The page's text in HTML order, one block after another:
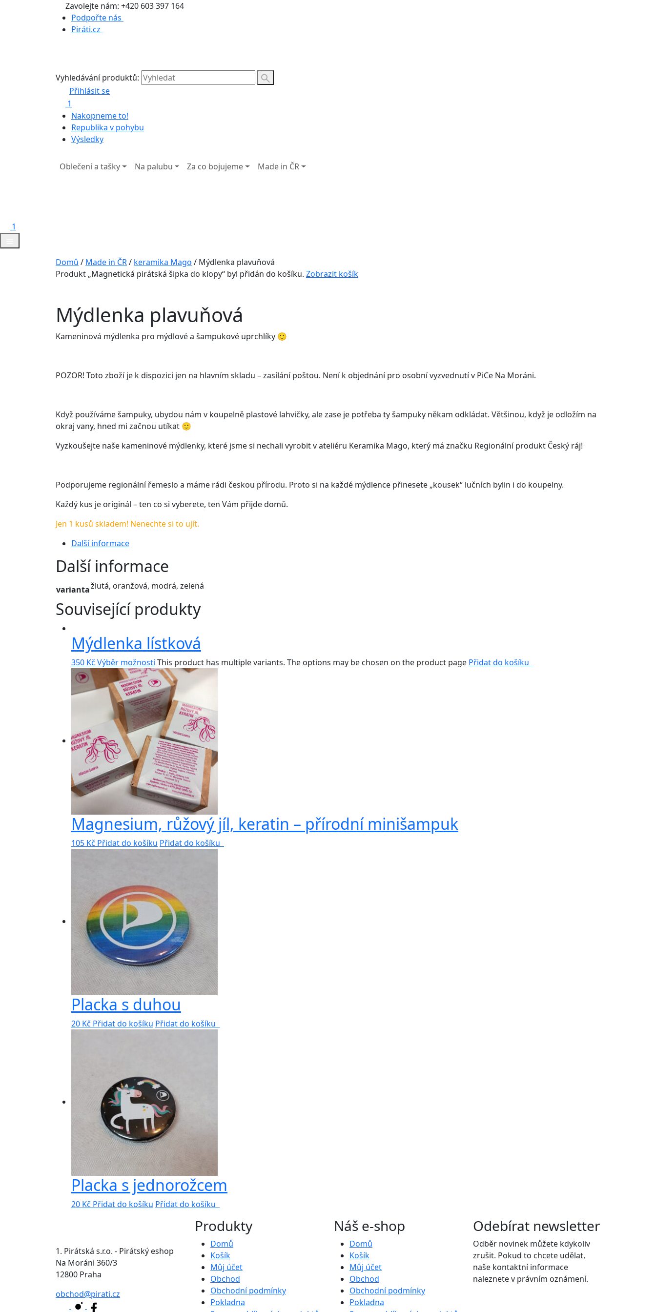
Zavolejte nám: +420 603 397 164
Podpořte nás
Piráti.cz
Vyhledávání produktů:
Přihlásit se
1
Nakopneme to!
Republika v pohybu
Výsledky
Oblečení a tašky Na palubu Za co bojujeme Made in ČR
1
Domů / Made in ČR/ keramika Mago / Mýdlenka plavuňová
Produkt „Magnetická pirátská šipka do klopy“ byl přidán do košíku. Zobrazit košík
Mýdlenka plavuňová
Kameninová mýdlenka pro mýdlové a šampukové uprchlíky 🙂
POZOR! Toto zboží je k dispozici jen na hlavním skladu – zasílání poštou. Není k objednání pro osobní vyzvednutí v PiCe Na Moráni.
Když používáme šampuky, ubydou nám v koupelně plastové lahvičky, ale zase je potřeba ty šampuky někam odkládat. Většinou, když je odložím na
okraj vany, hned mi začnou utíkat 🙂
Vyzkoušejte naše kameninové mýdlenky, které jsme si nechali vyrobit v ateliéru Keramika Mago, který má značku Regionální produkt Český ráj!
Podporujeme regionální řemeslo a máme rádi českou přírodu. Proto si na každé mýdlence přinesete „kousek“ lučních bylin i do koupelny.
Každý kus je originál – ten co si vyberete, ten Vám přijde domů.
Jen 1 kusů skladem! Nenechte si to ujít.
Další informace
Další informace
variantažlutá, oranžová, modrá, zelená
Související produkty
Mýdlenka lístková
350 Kč Výběr možnostíThis product has multiple variants. The options may be chosen on the product page Přidat do košíku
Magnesium, růžový jíl, keratin – přírodní minišampuk
105 Kč Přidat do košíku Přidat do košíku
Placka s duhou
20 Kč Přidat do košíku Přidat do košíku
Placka s jednorožcem
20 Kč Přidat do košíku Přidat do košíku
1. Pirátská s.r.o. - Pirátský eshop
Na Moráni 360/3
12800 Praha
obchod@pirati.cz
Produkty
Domů
Košík
Můj účet
Obchod
Obchodní podmínky
Pokladna
Náš e-shop
Domů
Košík
Můj účet
Obchod
Obchodní podmínky
Pokladna
Odebírat newsletter
Odběr novinek můžete kdykoliv
zrušit. Pokud to chcete udělat,
naše kontaktní informace
naleznete v právním oznámení.